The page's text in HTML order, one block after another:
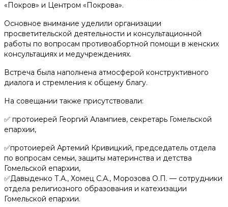
Помочь деньгами
Телефоны доверия для будущих мам:
+375 44 770 80 20
Наши соц. сети
«Покров» и Центром «Покрова».
Основное внимание уделили организации
просветительской деятельности и консультационной
работы по вопросам противоабортной помощи в женских
консультациях и медучреждениях.
Встреча была наполнена атмосферой конструктивного
диалога и стремления к общему благу.
На совещании также присутствовали:
✅ протоиерей Георгий Алампиев, секретарь Гомельской
епархии,
✅протоиерей Артемий Кривицкий, председатель отдела
по вопросам семьи, защиты материнства и детства
Гомельской епархии,
✅Давыденко Т.А., Хомец С.А., Морозова О.П. — сотрудники
отдела религиозного образования и катехизации
Гомельской епархии.